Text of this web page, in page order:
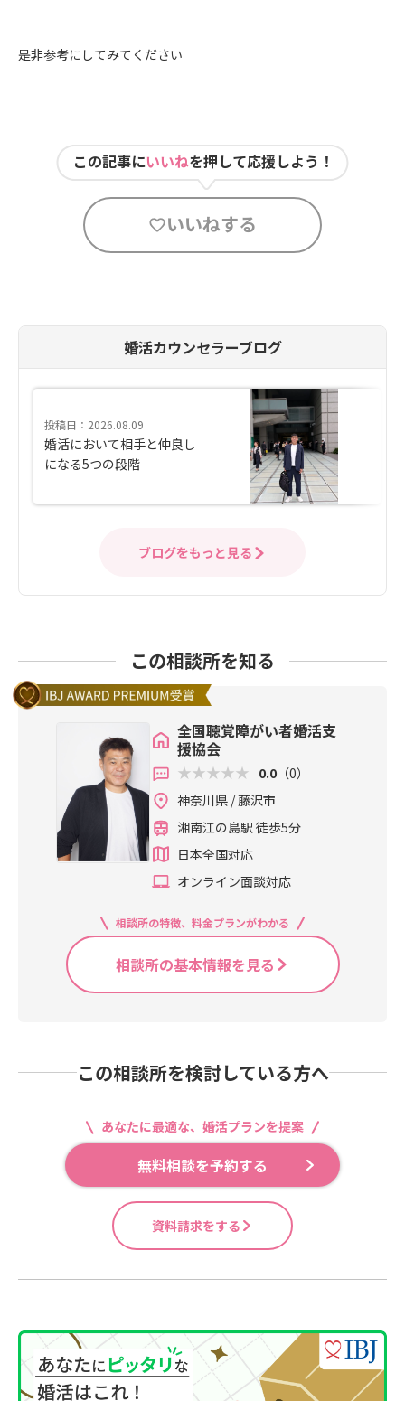
是非参考にしてみてください
この記事にいいねを押して応援しよう！
いいねする
婚活カウンセラーブログ
投稿日：2026.08.09
婚活において相手と仲良し
になる5つの段階
ブログをもっと見る
この相談所を知る
全国聴覚障がい者婚活支
援協会
0.0 （0）
神奈川県 / 藤沢市
湘南江の島駅 徒歩5分
日本全国対応
オンライン面談対応
相談所の特徴、料金プランがわかる
相談所の基本情報を見る
この相談所を検討している方へ
あなたに最適な、婚活プランを提案
無料相談を予約する
資料請求をする